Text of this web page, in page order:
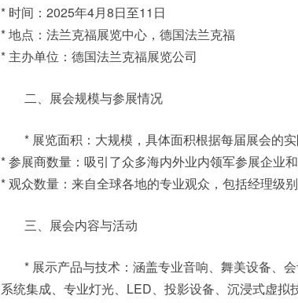
* 时间：2025年4月8日至11日
* 地点：法兰克福展览中心，德国法兰克福
* 主办单位：德国法兰克福展览公司
二、展会规模与参展情况
* 展览面积：大规模，具体面积根据每届展会的实
* 参展商数量：吸引了众多海内外业内领军参展企业和
* 观众数量：来自全球各地的专业观众，包括经理级
三、展会内容与活动
* 展示产品与技术：涵盖专业音响、舞美设备、
系统集成、专业灯光、LED、投影设备、沉浸式虚拟